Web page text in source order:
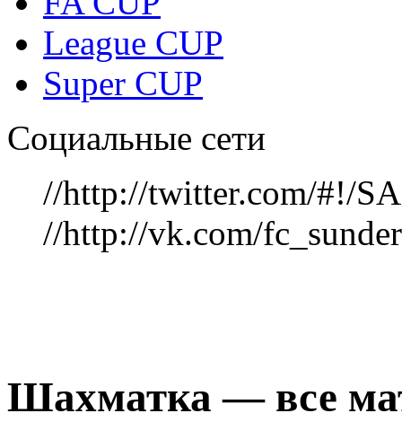
League CUP
Super CUP
Социальные сети
//http://twitter.com/#!/
//http://vk.com/
Шахматка — все